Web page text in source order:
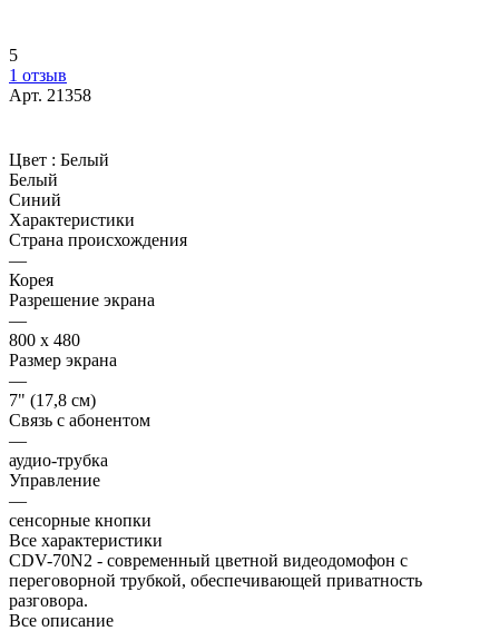
5
1 отзыв
Арт. 21358
Цвет : Белый
Белый
Синий
Характеристики
Страна происхождения
—
Корея
Разрешение экрана
—
800 х 480
Размер экрана
—
7" (17,8 см)
Связь с абонентом
—
аудио-трубка
Управление
—
сенсорные кнопки
Все характеристики
CDV-70N2 - современный цветной видеодомофон с
переговорной трубкой, обеспечивающей приватность
разговора.
Все описание